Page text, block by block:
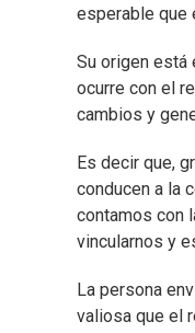
esperable que
Su origen está
ocurre con el
cambios y
Es decir que,
conducen a la
contamos con
vincularnos y
La persona
valiosa que el